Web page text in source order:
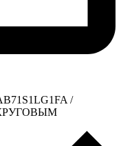
/